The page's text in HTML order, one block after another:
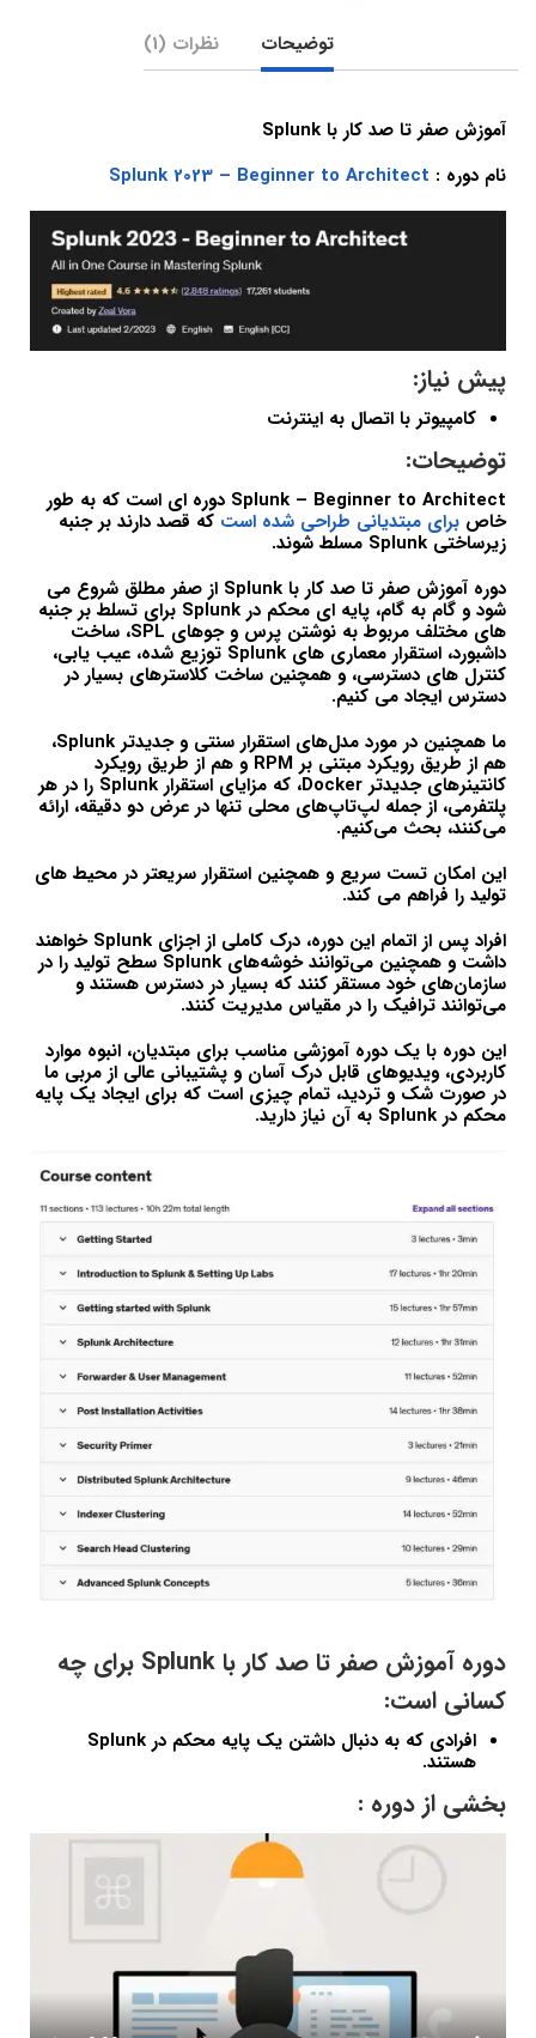
توضیحات نظرات (1)
آموزش صفر تا صد کار با Splunk
نام دوره : Splunk 2023 – Beginner to Architect
پیش نیاز:
کامپیوتر با اتصال به اینترنت
توضیحات:
Splunk – Beginner to Architect دوره ای است که به طور
خاص برای مبتدیانی طراحی شده است که قصد دارند بر جنبه
زیرساختی Splunk مسلط شوند.
دوره آموزش صفر تا صد کار با Splunk از صفر مطلق شروع می
شود و گام به گام، پایه ای محکم در Splunk برای تسلط بر جنبه
های مختلف مربوط به نوشتن پرس و جوهای SPL، ساخت
داشبورد، استقرار معماری های Splunk توزیع شده، عیب یابی،
کنترل های دسترسی، و همچنین ساخت کلاسترهای بسیار در
دسترس ایجاد می کنیم.
ما همچنین در مورد مدل‌های استقرار سنتی و جدیدتر Splunk،
هم از طریق رویکرد مبتنی بر RPM و هم از طریق رویکرد
کانتینرهای جدیدتر Docker، که مزایای استقرار Splunk را در هر
پلتفرمی، از جمله لپ‌تاپ‌های محلی تنها در عرض دو دقیقه، ارائه
می‌کنند، بحث می‌کنیم.
این امکان تست سریع و همچنین استقرار سریعتر در محیط های
تولید را فراهم می کند.
افراد پس از اتمام این دوره، درک کاملی از اجزای Splunk خواهند
داشت و همچنین می‌توانند خوشه‌های Splunk سطح تولید را در
سازمان‌های خود مستقر کنند که بسیار در دسترس هستند و
می‌توانند ترافیک را در مقیاس مدیریت کنند.
این دوره با یک دوره آموزشی مناسب برای مبتدیان، انبوه موارد
کاربردی، ویدیوهای قابل درک آسان و پشتیبانی عالی از مربی ما
در صورت شک و تردید، تمام چیزی است که برای ایجاد یک پایه
محکم در Splunk به آن نیاز دارید.
دوره آموزش صفر تا صد کار با Splunk برای چه
کسانی است:
افرادی که به دنبال داشتن یک پایه محکم در Splunk
هستند.
بخشی از دوره :